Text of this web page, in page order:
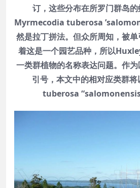
订，这些分布在所罗门群岛
Myrmecodia tuberosa
然是拉丁拼法。但众所周知，被
着这是一个园艺品种，所以
一类群植物的名称表达问题。作
引号，本文中的相对应类群
tuberosa